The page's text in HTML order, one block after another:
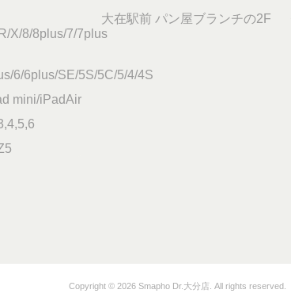
X/8/8plus/7/7plus
6/6plus/SE/5S/5C/5/4/4S
mini/iPadAir
大在駅前 パン屋ブランチの2F
Copyright © 2026 Smapho Dr.大分店. All rights reserved.